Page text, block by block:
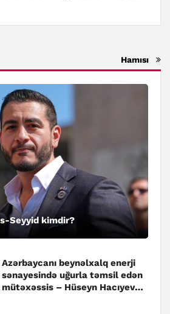
Hamısı
Seyyid kimdir?
Azərbaycanı beynəlxalq enerji
sənayesində uğurla təmsil edən
mütəxəssis – Hüseyn Hacıyev